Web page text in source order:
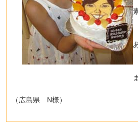
（広島県 N様）